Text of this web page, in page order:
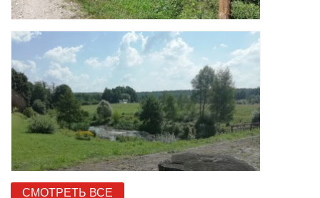
СМОТРЕТЬ ВСЕ